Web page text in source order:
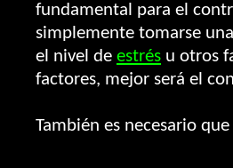
fundamental para el
simplemente tomarse
el nivel de estrés u otros
factores, mejor será el
También es necesario